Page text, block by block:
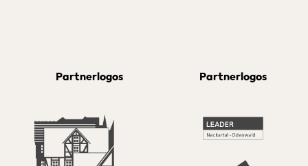
Partnerlogos Partnerlogos